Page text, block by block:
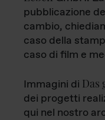
pubblicazione
cambio,
caso della
caso di film e
Immagini di Das
dei progetti
qui nel nostro